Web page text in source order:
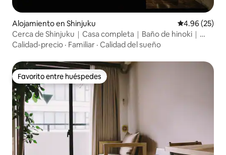
Alojamiento en Shinjuku Calificación
4.96 (25)
Cerca de Shinjuku｜Casa completa｜Baño de hinoki｜
5 personas
Calidad-precio · Familiar · Calidad del sueño
Favorito entre huéspedes
Favorito entre huéspedes